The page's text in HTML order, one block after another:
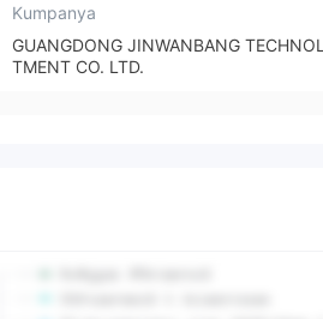
Kumpanya
GUANGDONG JINWANBANG
TMENT CO. LTD.